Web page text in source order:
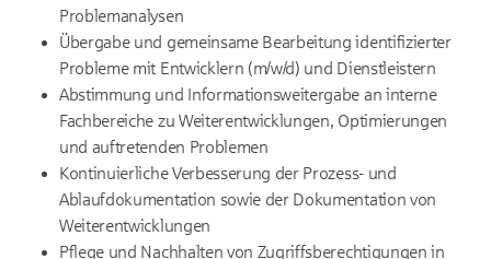
Problemanalysen
Übergabe und gemeinsame Bearbeitung identifizierter
Probleme mit Entwicklern (m/w/d) und Dienstleistern
Abstimmung und Informationsweitergabe an interne
Fachbereiche zu Weiterentwicklungen, Optimierungen
und auftretenden Problemen
Kontinuierliche Verbesserung der Prozess- und
Ablaufdokumentation sowie der Dokumentation von
Weiterentwicklungen
Pflege und Nachhalten von Zugriffsberechtigungen in